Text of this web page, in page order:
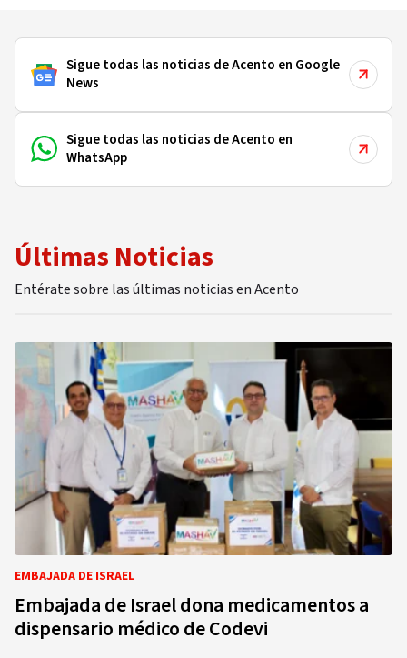
Sigue todas las noticias de Acento en Google
News
Sigue todas las noticias de Acento en
WhatsApp